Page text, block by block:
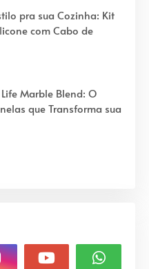
pra sua Cozinha: Kit
com Cabo de
Marble Blend: O
que Transforma sua